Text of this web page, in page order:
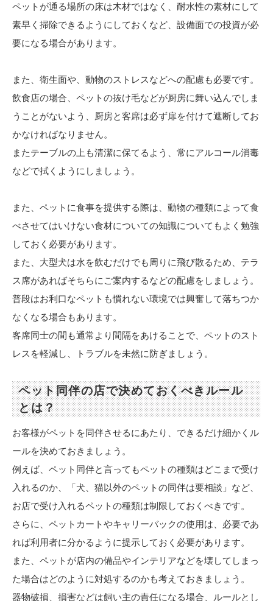
ペットが通る場所の床は木材ではなく、耐水性の素材にして
素早く掃除できるようにしておくなど、設備面での投資が必
要になる場合があります。
また、衛生面や、動物のストレスなどへの配慮も必要です。
飲食店の場合、ペットの抜け毛などが厨房に舞い込んでしま
うことがないよう、厨房と客席は必ず扉を付けて遮断してお
かなければなりません。
またテーブルの上も清潔に保てるよう、常にアルコール消毒
などで拭くようにしましょう。
また、ペットに食事を提供する際は、動物の種類によって食
べさせてはいけない食材についての知識についてもよく勉強
しておく必要があります。
また、大型犬は水を飲むだけでも周りに飛び散るため、テラ
ス席があればそちらにご案内するなどの配慮をしましょう。
普段はお利口なペットも慣れない環境では興奮して落ちつか
なくなる場合もあります。
客席同士の間も通常より間隔をあけることで、ペットのスト
レスを軽減し、トラブルを未然に防ぎましょう。
ペット同伴の店で決めておくべきルール
とは？
お客様がペットを同伴させるにあたり、できるだけ細かくル
ールを決めておきましょう。
例えば、ペット同伴と言ってもペットの種類はどこまで受け
入れるのか、「犬、猫以外のペットの同伴は要相談」など、
お店で受け入れるペットの種類は制限しておくべきです。
さらに、ペットカートやキャリーバックの使用は、必要であ
れば利用者に分かるように提示しておく必要があります。
また、ペットが店内の備品やインテリアなどを壊してしまっ
た場合はどのように対処するのかも考えておきましょう。
器物破損、損害などは飼い主の責任になる場合、ルールとし